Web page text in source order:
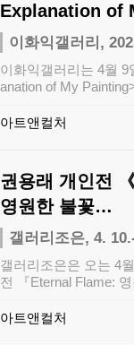
Explanation of
이화익갤러리,
이화익갤러리는 4월
anation of My
아트앤컬처
권용래 개인전
영원한 불꽃…
갤러리조은은 오는 4
전 『Eternal Flame:
아트앤컬처